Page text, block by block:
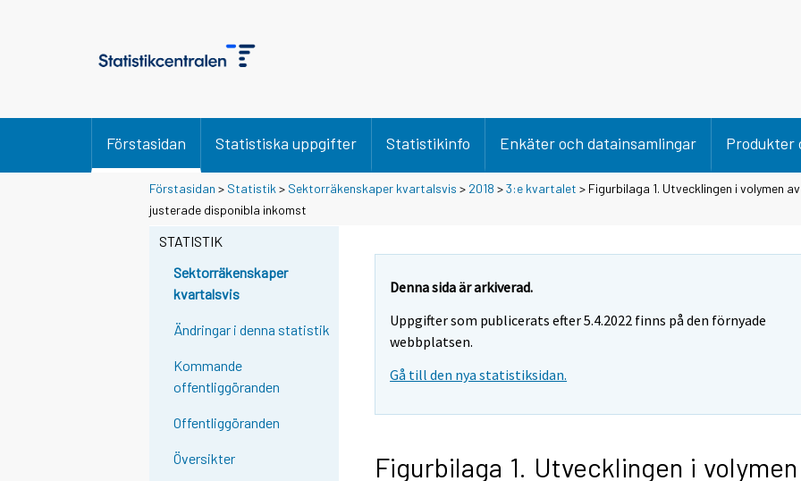
Förstasidan Statistiska uppgifter Statistikinfo Enkäter och datainsamlingar Produkter
Förstasidan > Statistik > Sektorräkenskaper kvartalsvis > 2018 >3:e kvartalet > Figurbilaga 1. Utvecklingen i volymen
justerade disponibla inkomst
STATISTIK
Sektorräkenskaper
kvartalsvis
Ändringar i denna statistik
Kommande
offentliggöranden
Offentliggöranden
Översikter
Denna sida är arkiverad.
Uppgifter som publicerats efter 5.4.2022 finns på den förnyade
webbplatsen.
Gå till den nya statistiksidan.
Figurbilaga 1. Utvecklingen i